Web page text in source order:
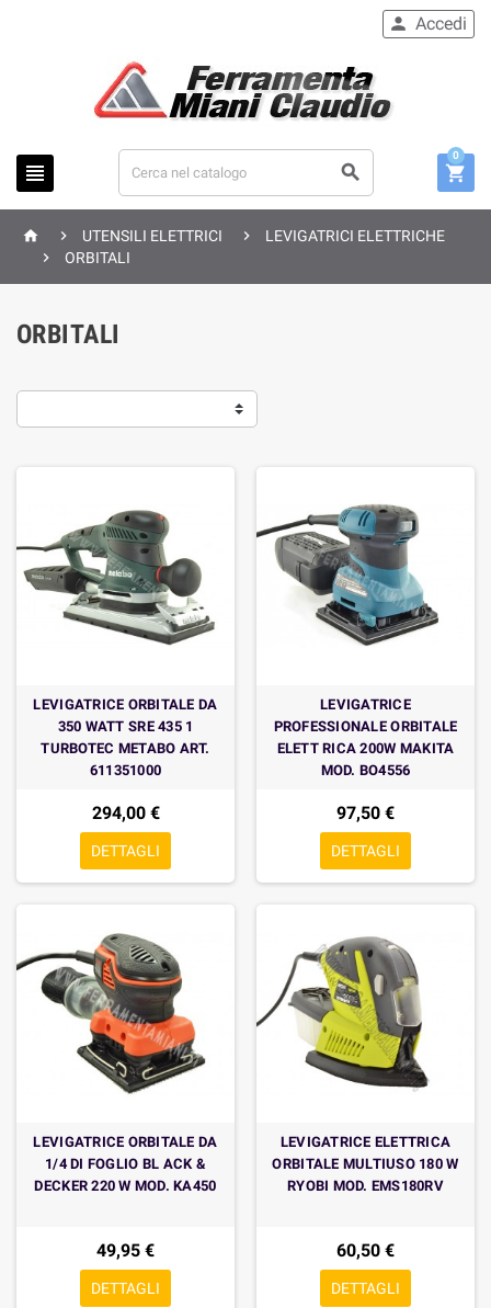
 
 Accedi

0
  UTENSILI ELETTRICI 
LEVIGATRICI ELETTRICHE

ORBITALI
ORBITALI
LEVIGATRICE ORBITALE DA
350 WATT SRE 435 1
TURBOTEC METABO ART.
611351000
294,00 €
DETTAGLI
LEVIGATRICE
PROFESSIONALE ORBITALE
ELETT RICA 200W MAKITA
MOD. BO4556
97,50 €
DETTAGLI
LEVIGATRICE ORBITALE DA
1/4 DI FOGLIO BL ACK &
DECKER 220 W MOD. KA450
49,95 €
DETTAGLI
LEVIGATRICE ELETTRICA
ORBITALE MULTIUSO 180 W
RYOBI MOD. EMS180RV
60,50 €
DETTAGLI